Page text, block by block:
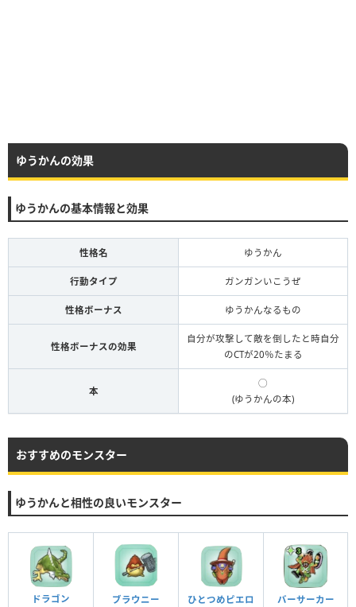
ゆうかんの効果
ゆうかんの基本情報と効果
性格名 ゆうかん
行動タイプ ガンガンいこうぜ
性格ボーナス ゆうかんなるもの
性格ボーナスの効果
自分が攻撃して敵を倒したと時自分
のCTが20％たまる
本
◯
(ゆうかんの本)
おすすめのモンスター
ゆうかんと相性の良いモンスター
ドラゴン ブラウニー ひとつめピエロ バーサーカー